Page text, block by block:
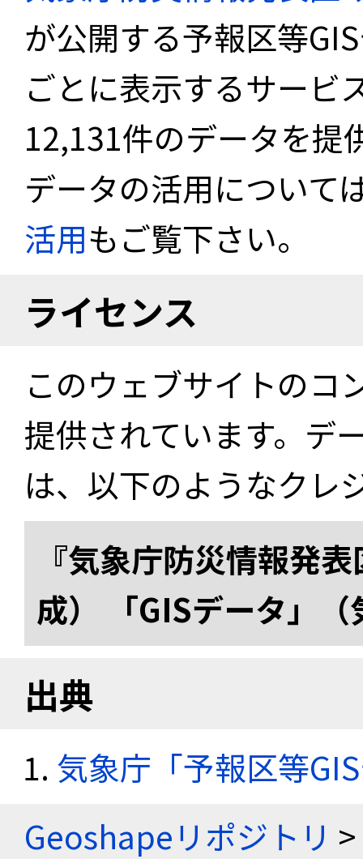
が公開する予報区等
ごとに表示するサービ
12,131件のデータを提
データの活用について
活用もご覧下さい。
ライセンス
このウェブサイトのコ
提供されています。デ
は、以下のようなクレ
『気象庁防災情報発
成） 「GISデータ」
出典
気象庁「予報区等
Geoshapeリポジトリ >